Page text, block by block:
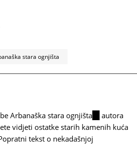
stara ognjišta
Arbanaška stara ognjišta (link
is
external)
autora
vidjeti ostatke starih kamenih kuća
tekst o nekadašnjoj